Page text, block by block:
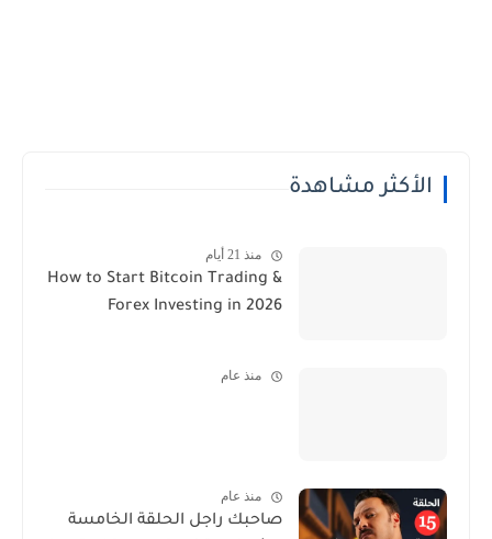
الأكثر مشاهدة
منذ 21 أيام
How to Start Bitcoin Trading &
Forex Investing in 2026
منذ عام
منذ عام
صاحبك راجل الحلقة الخامسة